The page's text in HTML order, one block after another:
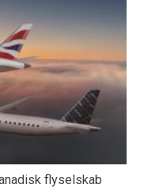
flyselskab